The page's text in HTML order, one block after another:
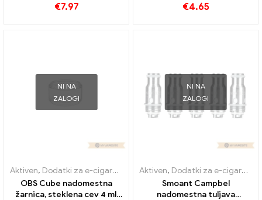
€7.97 €4.65
NI NA
ZALOGI
Aktiven, Dodatki za e-cigarete
Uparjalnik
OBS Cube nadomestna
žarnica, steklena cev 4 ml,
NI NA
ZALOGI
Aktiven, Dodatki za e-cigarete
Smoant Campbel
nadomestna tuljava